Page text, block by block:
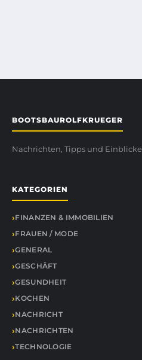
BOOTSBAUROLFKRUEGER
Nachrichten, Tipps und Einblicke
KATEGORIEN
FINANZEN & IMMOBILIEN
FRAUEN / MODE
GENERAL
GESCHÄFT
GESUNDHEIT
KOCHEN
NACHRICHT
NACHRICHTEN
TECHNOLOGIE